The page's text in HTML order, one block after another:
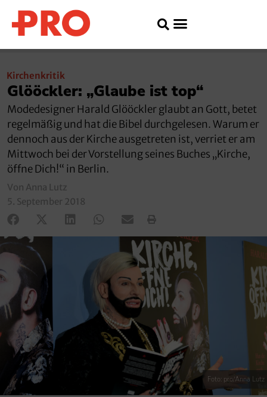
Kirchenkritik
Glööckler: „Glaube ist top“
Modedesigner Harald Glööckler glaubt an Gott, betet
regelmäßig und hat die Bibel durchgelesen. Warum er
dennoch aus der Kirche ausgetreten ist, verriet er am
Mittwoch bei der Vorstellung seines Buches „Kirche,
öffne Dich!“ in Berlin.
Von Anna Lutz
5. September 2018
Foto: pro/Anna Lutz